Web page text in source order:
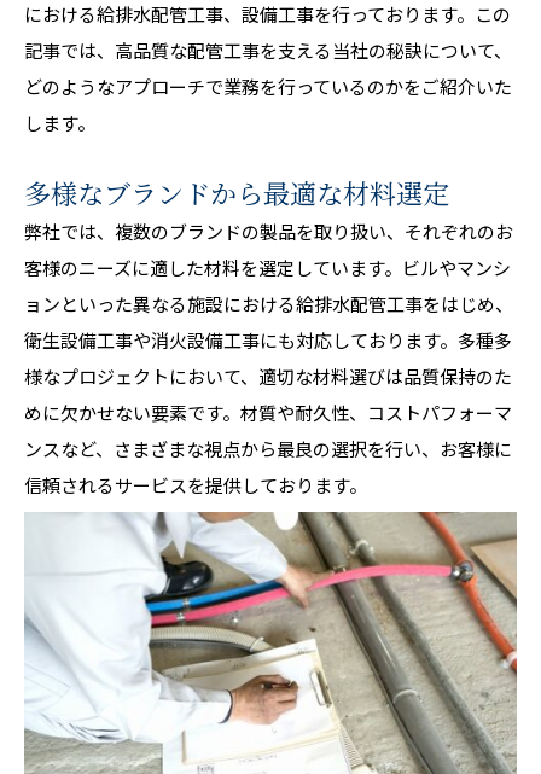
における給排水配管工事、設備工事を行っております。この
記事では、高品質な配管工事を支える当社の秘訣について、
どのようなアプローチで業務を行っているのかをご紹介いた
します。
多様なブランドから最適な材料選定
弊社では、複数のブランドの製品を取り扱い、それぞれのお
客様のニーズに適した材料を選定しています。ビルやマンシ
ョンといった異なる施設における給排水配管工事をはじめ、
衛生設備工事や消火設備工事にも対応しております。多種多
様なプロジェクトにおいて、適切な材料選びは品質保持のた
めに欠かせない要素です。材質や耐久性、コストパフォーマ
ンスなど、さまざまな視点から最良の選択を行い、お客様に
信頼されるサービスを提供しております。